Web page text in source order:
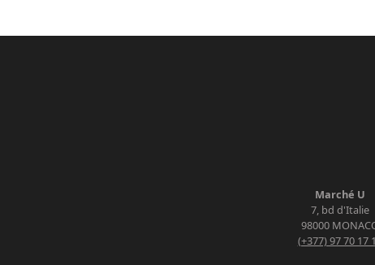
Marché U
7, bd d'Italie
98000
(+377) 97 70 17